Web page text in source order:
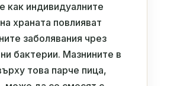
как индивидуалните
храната повлияват
заболявания чрез
бактерии. Мазнините в
това парче пица,